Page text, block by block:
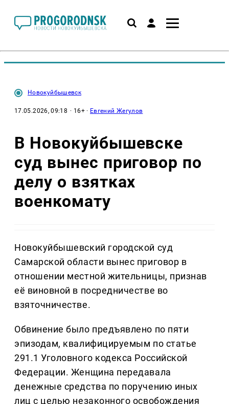
Новокуйбышевск
17.05.2026, 09:18 · 16+ · Евгений Жегулов
В Новокуйбышевске
суд вынес приговор по
делу о взятках
военкомату
Новокуйбышевский городской суд
Самарской области вынес приговор в
отношении местной жительницы, признав
её виновной в посредничестве во
взяточничестве.
Обвинение было предъявлено по пяти
эпизодам, квалифицируемым по статье
291.1 Уголовного кодекса Российской
Федерации. Женщина передавала
денежные средства по поручению иных
лиц с целью незаконного освобождения